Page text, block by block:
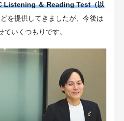
Listening ＆ Reading Test（以
を提供してきましたが、今後は
いくつもりです。